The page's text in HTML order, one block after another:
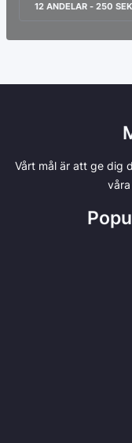
12 ANDELAR - 250 SEK
Vårt mål är att ge dig